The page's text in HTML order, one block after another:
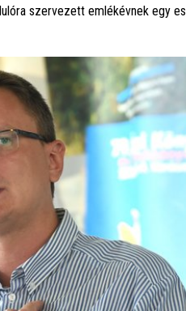
szervezett emlékévnek egy